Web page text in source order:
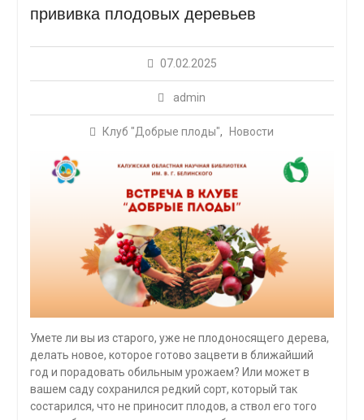
прививка плодовых деревьев
07.02.2025
admin
Клуб "Добрые плоды", Новости
Умете ли вы из старого, уже не плодоносящего дерева,
делать новое, которое готово зацвети в ближайший
год и порадовать обильным урожаем? Или может в
вашем саду сохранился редкий сорт, который так
состарился, что не приносит плодов, а ствол его того